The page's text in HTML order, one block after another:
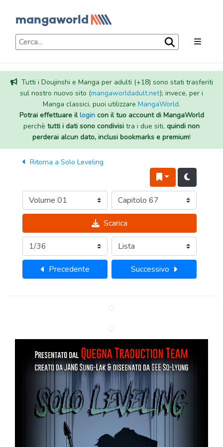
Tutti i Doujinshi e Manga per adulti (+18) sono stati trasferiti
sul nostro nuovo sito (mangaworldadult.net); invece, per i
Manga classici, puoi utilizzare MangaWorld.
Potrai effettuare illogincon il tuo account di MangaWorld
perchè tutti i dati sono condivisi tra i due siti, quindi non
perderai alcun dato, inclusi bookmarks e premium!
Ritorna a Solo Leveling
Scarica
Precedente Successivo